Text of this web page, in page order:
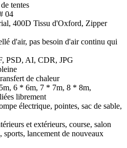
tentes
04
400D Tissu d'Oxford, Zipper
d'air, pas besoin d'air continu qui
PSD, AI, CDR, JPG
de chaleur
6 * 6m, 7 * 7m, 8 * 8m,
librement
électrique, pointes, sac de sable,
et extérieurs, course, salon
sports, lancement de nouveaux